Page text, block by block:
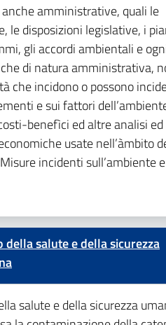
amministrative, quali le
le disposizioni legislative, i
gli accordi ambientali e
di natura amministrativa,
che incidono o possono
e sui fattori
benefìci ed altre analisi ed
usate nell’àmbito
incidenti sull’ambiente e
della salute e della sicurezza
salute e della sicurezza